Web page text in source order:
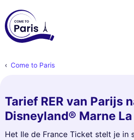
Come to Paris
Tarief RER van Parijs
Disneyland® Marne
Het Ile de France Ticket stelt je in